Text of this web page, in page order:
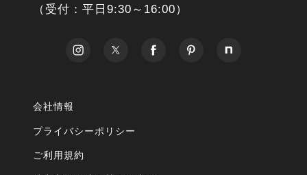
（受付：平日9:30～16:00）
会社情報
プライバシーポリシー
ご利用規約